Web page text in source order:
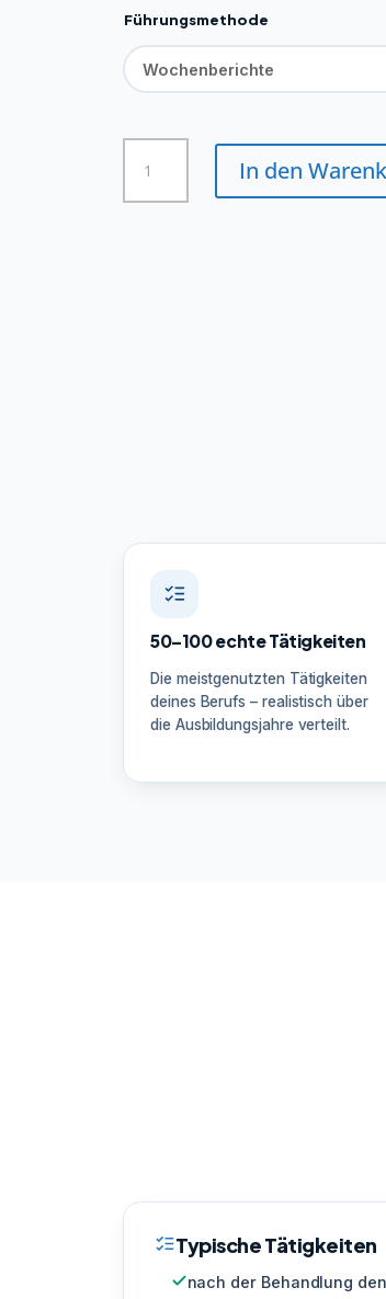
Führungsmethode
Zahnmedizinische/r
Fachangestellte/r
Menge
In den
50–100 echte Tätigkeiten
Die meistgenutzten Tätigkeiten
deines Berufs – realistisch über
die Ausbildungsjahre verteilt.
Typische Tätigkeiten
nach der Behandlung